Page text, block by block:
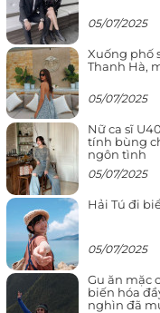
05/07/2025
Xuống phố
Thanh Hà,
05/07/2025
Nữ ca sĩ
tính bùng
ngôn tình
05/07/2025
Hải Tú đi
05/07/2025
Gu ăn mặc
biến hóa
nghìn đã